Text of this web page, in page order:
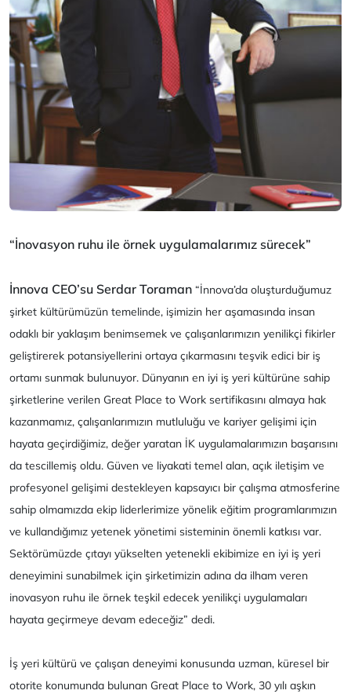
“İnovasyon ruhu ile örnek uygulamalarımız sürecek”
İnnova CEO’su Serdar Toraman “İnnova’da oluşturduğumuz
şirket kültürümüzün temelinde, işimizin her aşamasında insan
odaklı bir yaklaşım benimsemek ve çalışanlarımızın yenilikçi fikirler
geliştirerek potansiyellerini ortaya çıkarmasını teşvik edici bir iş
ortamı sunmak bulunuyor. Dünyanın en iyi iş yeri kültürüne sahip
şirketlerine verilen Great Place to Work sertifikasını almaya hak
kazanmamız, çalışanlarımızın mutluluğu ve kariyer gelişimi için
hayata geçirdiğimiz, değer yaratan İK uygulamalarımızın başarısını
da tescillemiş oldu. Güven ve liyakati temel alan, açık iletişim ve
profesyonel gelişimi destekleyen kapsayıcı bir çalışma atmosferine
sahip olmamızda ekip liderlerimize yönelik eğitim programlarımızın
ve kullandığımız yetenek yönetimi sisteminin önemli katkısı var.
Sektörümüzde çıtayı yükselten yetenekli ekibimize en iyi iş yeri
deneyimini sunabilmek için şirketimizin adına da ilham veren
inovasyon ruhu ile örnek teşkil edecek yenilikçi uygulamaları
hayata geçirmeye devam edeceğiz” dedi.
İş yeri kültürü ve çalışan deneyimi konusunda uzman, küresel bir
otorite konumunda bulunan Great Place to Work, 30 yılı aşkın